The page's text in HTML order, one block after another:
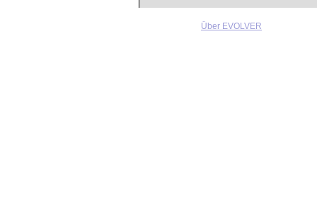
Über EVOLVER